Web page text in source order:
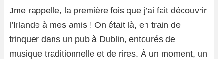
Jme rappelle, la première fois que j’ai fait découvrir
l’Irlande à mes amis ! On était là, en train de
trinquer dans un pub à Dublin, entourés de
musique traditionnelle et de rires. À un moment, un